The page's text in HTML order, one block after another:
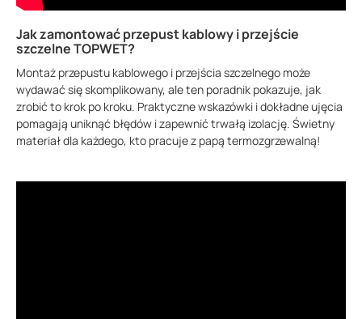
Jak zamontować przepust kablowy i przejście
szczelne TOPWET?
Montaż przepustu kablowego i przejścia szczelnego może
wydawać się skomplikowany, ale ten poradnik pokazuje, jak
zrobić to krok po kroku. Praktyczne wskazówki i dokładne ujęcia
pomagają uniknąć błędów i zapewnić trwałą izolację. Świetny
materiał dla każdego, kto pracuje z papą termozgrzewalną!